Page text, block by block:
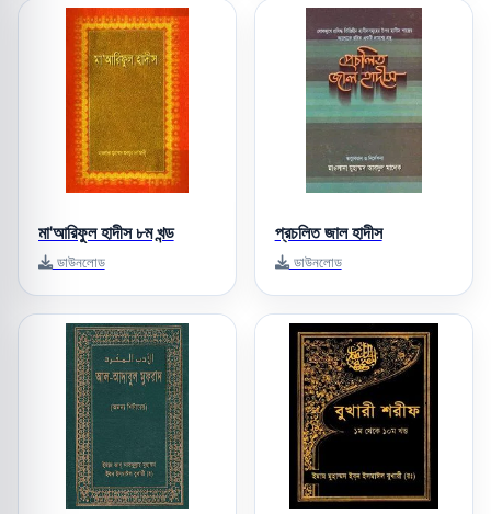
মা'আরিফুল হাদীস ৮ম খন্ড
ডাউনলোড
প্রচলিত জাল হাদীস
ডাউনলোড